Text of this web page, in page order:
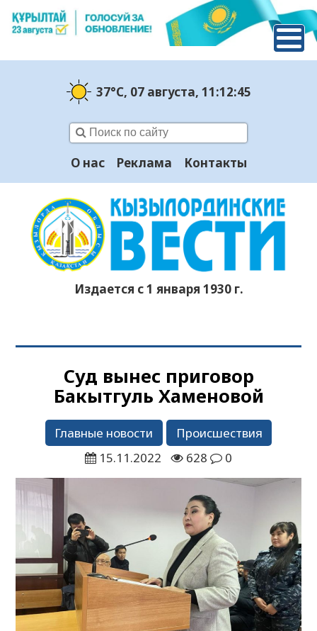
37°C, 07 августа, 11:12:46
О нас Реклама Контакты
Издается с 1 января 1930 г.
Суд вынес приговор
Бакытгуль Хаменовой
Главные новости
Происшествия
15.11.2022
628 0